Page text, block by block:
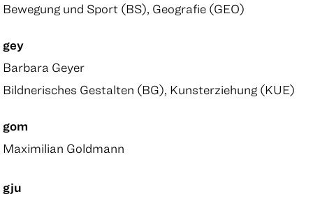
Bewegung und Sport (BS), Geografie (GEO)
gey
Barbara Geyer
Bildnerisches Gestalten (BG), Kunsterziehung (KUE)
gom
Maximilian Goldmann
gju